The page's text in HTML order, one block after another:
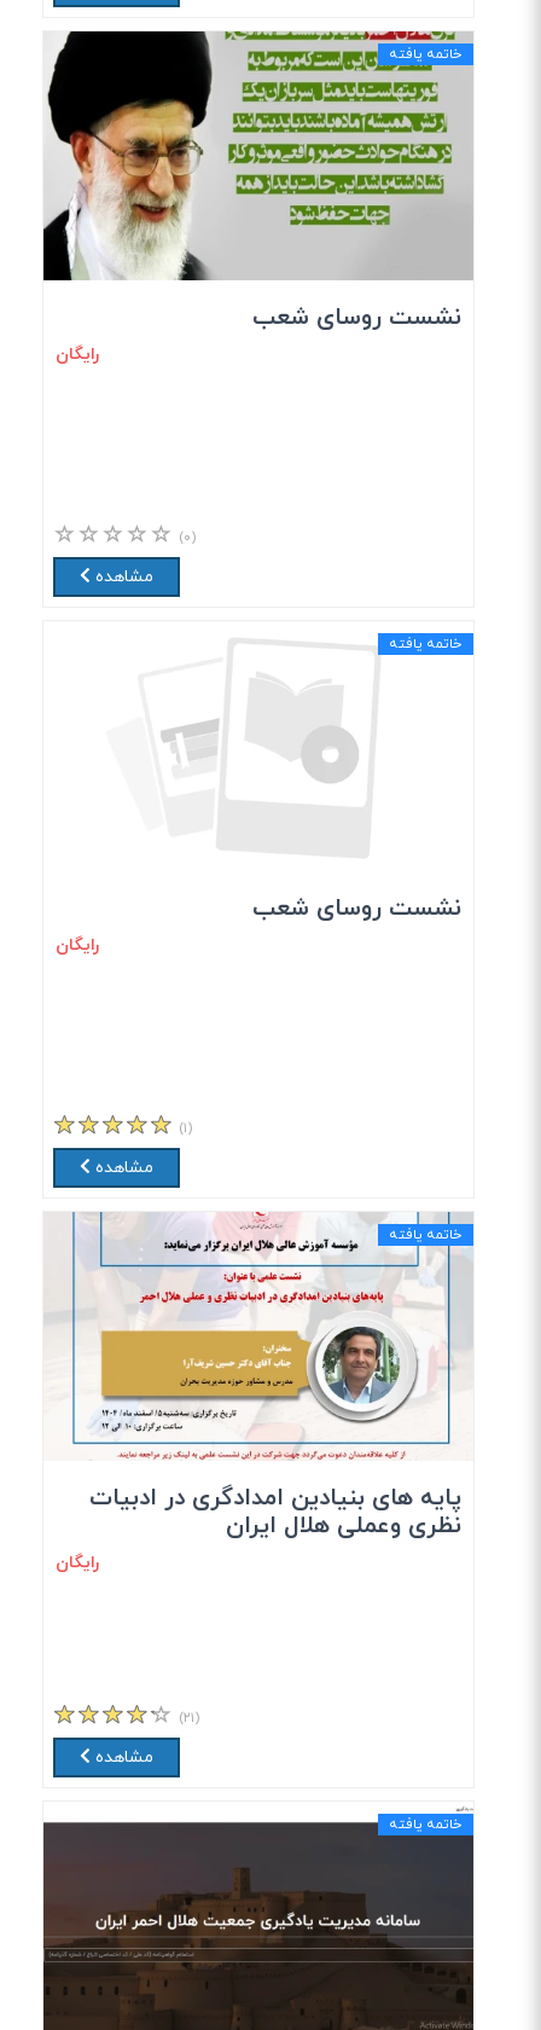
خاتمه یافته
نشست روسای شعب
رایگان
(۰)
مشاهده
خاتمه یافته
نشست روسای شعب
رایگان
(۱)
مشاهده
خاتمه یافته
پایه های بنیادین امدادگری در ادبیات
نظری وعملی هلال ایران
رایگان
(۲۱)
مشاهده
خاتمه یافته